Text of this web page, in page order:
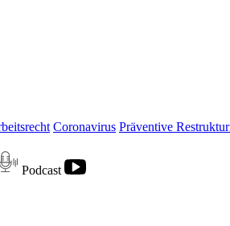
Coronavirus Präventive
Podcast